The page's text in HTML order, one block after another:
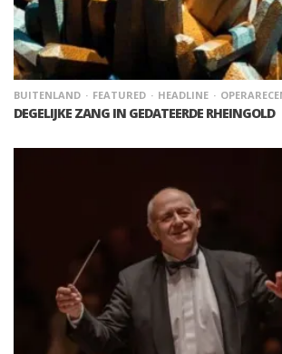
BUITENLAND FEATURED HEADLINE
DEGELIJKE ZANG IN GEDATEERDE RHEINGOLD